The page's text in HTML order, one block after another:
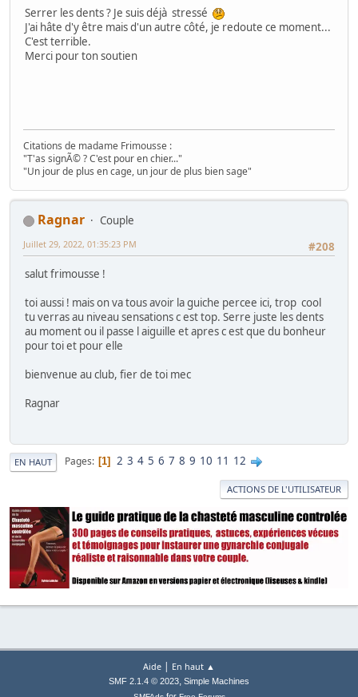
Serrer les dents ? Je suis déjà stressé
J'ai hâte d'y être mais d'un autre côté, je redoute ce moment...
C'est terrible.
Merci pour ton soutien
Citations de madame Frimousse :
"T'as signÃ© ? C'est pour en chier..."
"Un jour de plus en cage, un jour de plus bien sage"
Ragnar
Couple
#208
Juillet 29, 2022, 01:35:23 PM
salut frimousse !
toi aussi ! mais on va tous avoir la guiche percee ici, trop cool
tu verras au niveau sensations c est top. Serre juste les dents
au moment ou il passe l aiguille et apres c est que du bonheur
pour toi et pour elle
bienvenue au club, fier de toi mec
Ragnar
EN HAUT Pages 1 2 3 4 5 6 7 8 9 10 11 12
ACTIONS DE L'UTILISATEUR
Aide | En haut ▲
SMF 2.1.4 © 2023, Simple Machines